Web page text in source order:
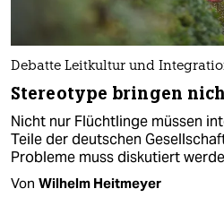
Debatte Leitkultur und
Stereotype bringen
Nicht nur Flüchtlinge müssen
Teile der deutschen
Probleme muss diskutiert
Von Wilhelm Heitmeyer